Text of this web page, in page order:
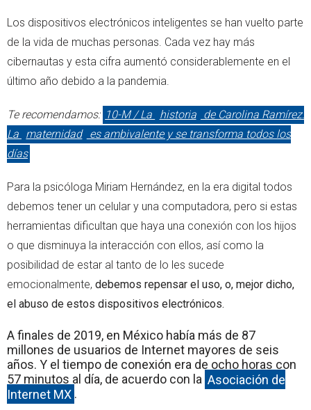
Los dispositivos electrónicos inteligentes se han vuelto parte
de la vida de muchas personas. Cada vez hay más
cibernautas y esta cifra aumentó considerablemente en el
último año debido a la pandemia.
Te recomendamos: 10-M / La historia
de Carolina Ramírez:
La maternidad
es ambivalente y se transforma todos los
días
Para la psicóloga Miriam Hernández, en la era digital todos
debemos tener un celular y una computadora, pero si estas
herramientas dificultan que haya una conexión con los hijos
o que disminuya la interacción con ellos, así como la
posibilidad de estar al tanto de lo les sucede
emocionalmente, debemos repensar el uso, o, mejor dicho,
el abuso de estos dispositivos electrónicos.
A finales de 2019, en México había más de 87
millones de usuarios de Internet mayores de seis
años. Y el tiempo de conexión era de ocho horas con
57 minutos al día, de acuerdo con la Asociación de
Internet MX .